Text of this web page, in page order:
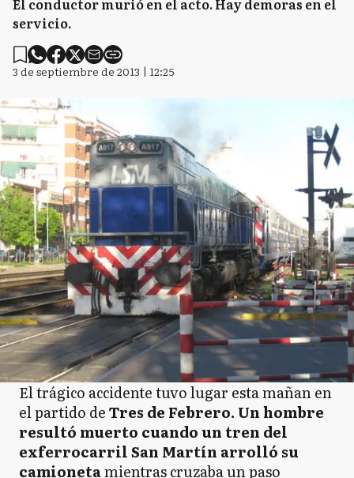
El conductor murió en el acto. Hay demoras en el
servicio.
3 de septiembre de 2013 | 12:25
El trágico accidente tuvo lugar esta mañan en
el partido deTres de Febrero. Un hombre
resultó muerto cuando un tren del
exferrocarril San Martín arrolló su
camionetamientras cruzaba un paso